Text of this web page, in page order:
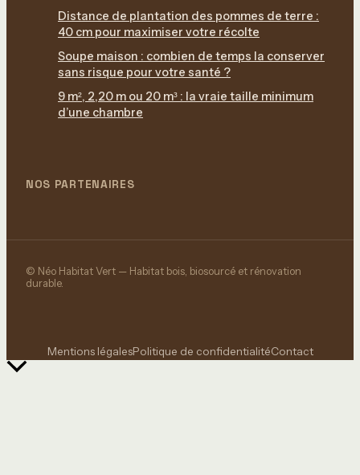
Distance de plantation des pommes de terre :
40 cm pour maximiser votre récolte
Soupe maison : combien de temps la conserver
sans risque pour votre santé ?
9 m², 2,20 m ou 20 m³ : la vraie taille minimum
d’une chambre
NOS PARTENAIRES
© Néo Habitat Vert — Habitat bois, biosourcé et rénovation
durable.
Mentions légalesPolitique de confidentialitéContact